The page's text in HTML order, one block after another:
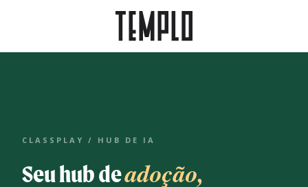
CLASSPLAY / HUB DE IA
Seu hub deadoção,